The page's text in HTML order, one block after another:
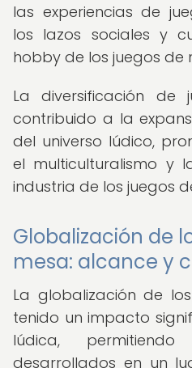
las experiencias de
los lazos sociales y
hobby de los juegos de
La diversificación de
contribuido a la
del universo lúdico,
el multiculturalismo y
industria de los juegos
Globalización de
mesa: alcance y
La globalización de
tenido un impacto
lúdica,
desarrollados en un